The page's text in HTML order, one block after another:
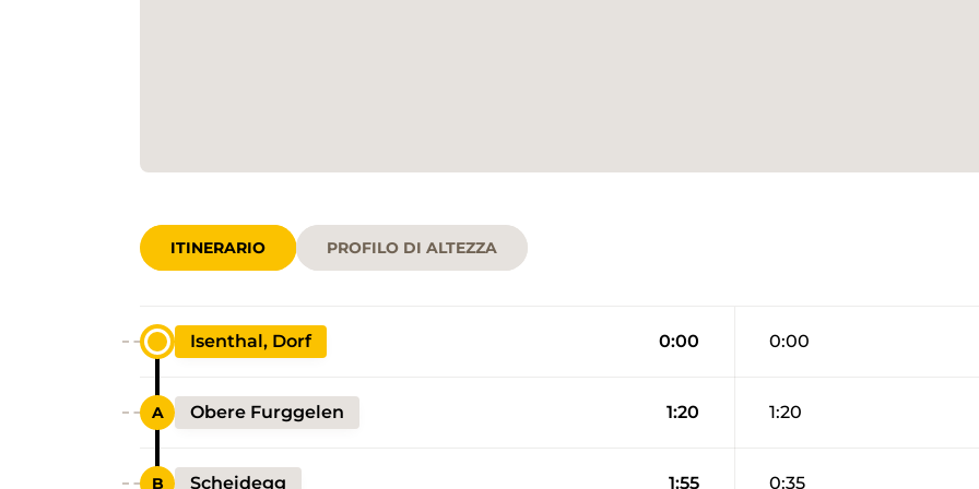
ITINERARIO PROFILO DI ALTEZZA
Isenthal, Dorf 0:00 0:00
Obere Furggelen 1:20 1:20
Scheidegg 1:55 0:35